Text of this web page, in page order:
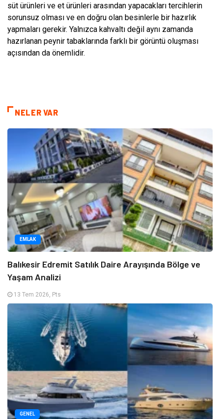
süt ürünleri ve et ürünleri arasından yapacakları tercihlerin
sorunsuz olması ve en doğru olan besinlerle bir hazırlık
yapmaları gerekir. Yalnızca kahvaltı değil aynı zamanda
hazırlanan peynir tabaklarında farklı bir görüntü oluşması
açısından da önemlidir.
NELER VAR
EMLAK
Balıkesir Edremit Satılık Daire Arayışında Bölge ve
Yaşam Analizi
13 Tem 2026, Pts
GENEL